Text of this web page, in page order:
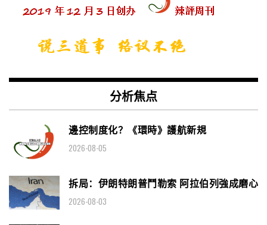
分析焦点
邊控制度化？《環時》護航新規
2026-08-05
拆局：伊朗特朗普鬥勒索 阿拉伯列強成磨心
2026-08-03